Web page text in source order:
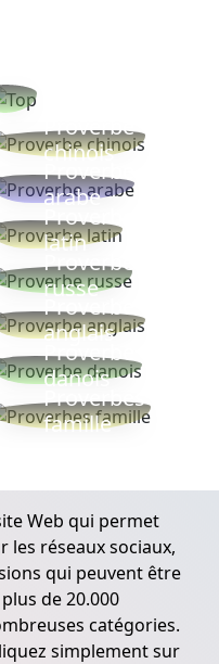
Proverbe
chinois
Proverbe
arabe
Proverbe
latin
Proverbe
russe
Proverbe
anglais
Proverbe
danois
Proverbes
famille
Web qui permet
réseaux sociaux,
qui peuvent être
de 20.000
catégories.
simplement sur